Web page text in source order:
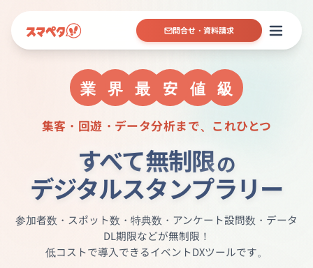
問合せ・資料請求
業 界 最 安 値 級
集客・回遊・データ分析まで、これひとつ
すべて無制限の
デジタルスタンプラリー
参加者数・スポット数・特典数・アンケート設問数・データ
DL期限などが無制限！
低コストで導入できるイベントDXツールです。